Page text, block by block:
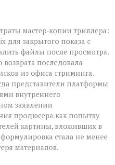
мастер‑копии триллера:
для закрытого показа с
файлы после просмотра.
последовала
из офиса стриминга.
представители платформы
внутреннего
заявлении
продюсера как попытку
картины, вложивших в
стала не менее
материалов.